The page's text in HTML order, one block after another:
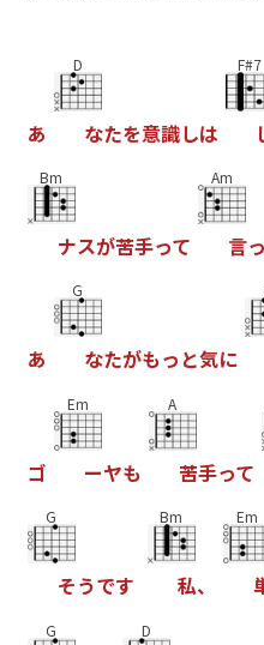
あ
D
なたを意識しは
F#7
Bm
ナスが苦手って
Am
言っ
あ
G
なたがもっ と気に
ゴ
Em
ーヤも
A
苦手って
G
そうです
Bm
私、
Em
G D